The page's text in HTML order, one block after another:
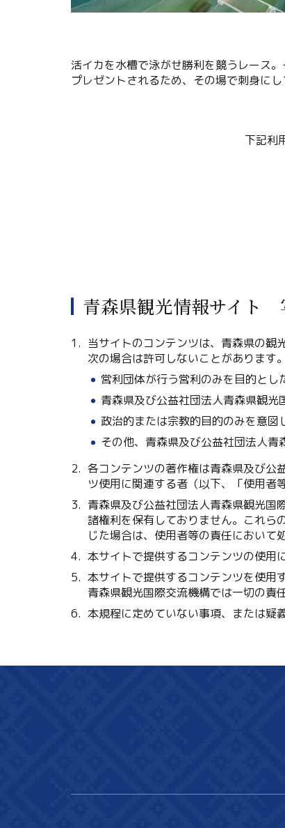
活イカを水槽で泳がせ勝利を競うレース
プレゼントされるため、その場で刺身に
下記利
青森県観光情報サイト
当サイトのコンテンツは、青森県の観
次の場合は許可しないことがあります。
営利団体が行う営利のみを目的とし
青森県及び公益社団法人青森県観
政治的または宗教的目的のみを意図
その他、青森県及び公益社団法人
各コンテンツの著作権は青森県及び公
ツ使用に関連する者（以下、「使用者
青森県及び公益社団法人青森県観光国
諸権利を保有しておりません。これら
じた場合は、使用者等の責任において
本サイトで提供するコンテンツの使用
本サイトで提供するコンテンツを使用
青森県観光国際交流機構では一切の責
本規程に定めていない事項、または疑